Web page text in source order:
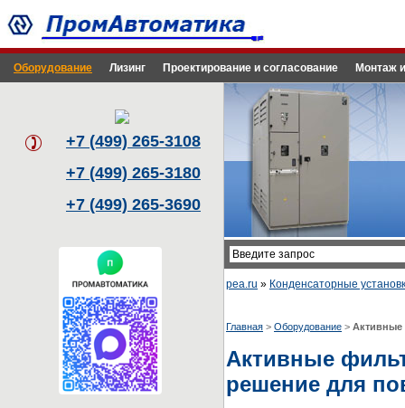
Оборудование Лизинг Проектирование и согласование Монтаж
+7 (499) 265-3108
+7 (499) 265-3180
+7 (499) 265-3690
pea.ru » Конденсаторные
Главная > Оборудование > Активные
Активные
решение для